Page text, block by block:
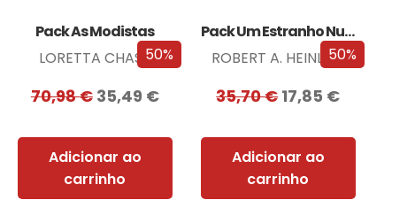
50%
Pack As Modistas
LORETTA CHASE
70,98€ 35,49 €
Adicionar ao
carrinho
50%
Pack Um Estranho Numa Terra Estranha
ROBERT A. HEINLEIN
35,70€17,85 €
Adicionar ao
carrinho